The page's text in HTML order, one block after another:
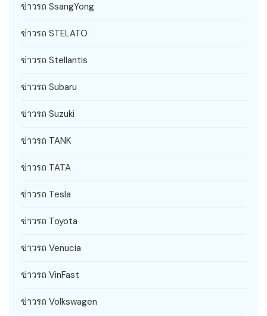
ข่าวรถ SsangYong
ข่าวรถ STELATO
ข่าวรถ Stellantis
ข่าวรถ Subaru
ข่าวรถ Suzuki
ข่าวรถ TANK
ข่าวรถ TATA
ข่าวรถ Tesla
ข่าวรถ Toyota
ข่าวรถ Venucia
ข่าวรถ VinFast
ข่าวรถ Volkswagen